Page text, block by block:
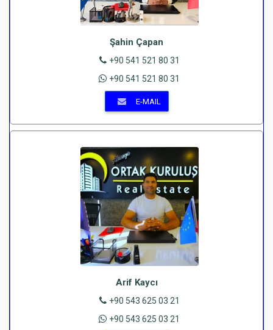
Şahin Çapan
+90 541 521 80 31
+90 541 521 80 31
E-MAIL
Arif Kaycı
+90 543 625 03 21
+90 543 625 03 21